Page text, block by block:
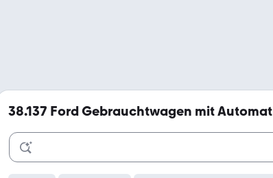
38.137 Ford Gebrauchtwagen mit